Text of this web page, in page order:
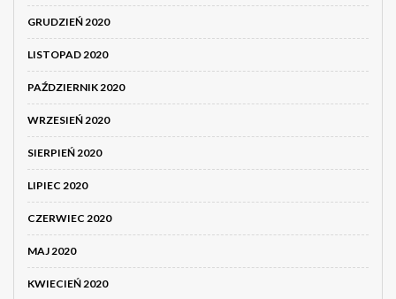
GRUDZIEŃ 2020
LISTOPAD 2020
PAŹDZIERNIK 2020
WRZESIEŃ 2020
SIERPIEŃ 2020
LIPIEC 2020
CZERWIEC 2020
MAJ 2020
KWIECIEŃ 2020